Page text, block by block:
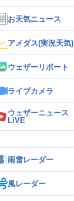
お天気ニュース
アメダス(実況天気)
ウェザーリポート
ライブカメラ
ウェザーニュース
LiVE
雨雪レーダー
風レーダー